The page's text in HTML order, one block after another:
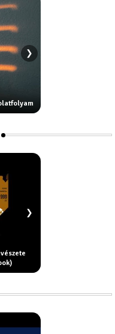
Kerecsényi Éva:
❯
Ce - A háború művészete
audiobook)
❯